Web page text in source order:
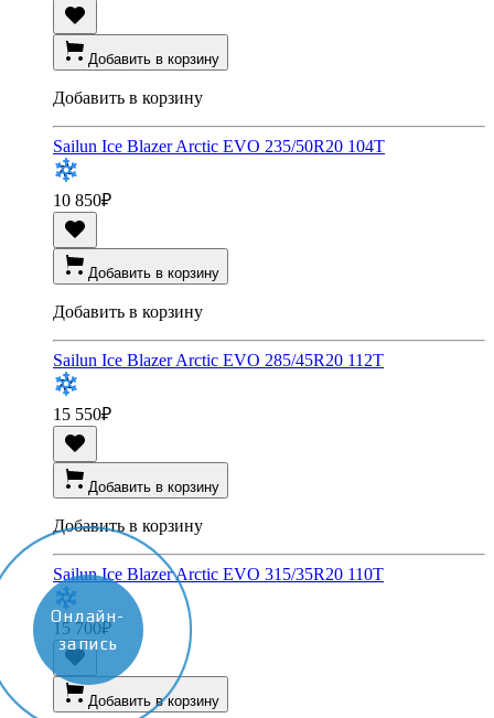
Добавить в корзину
Добавить в корзину
Sailun Ice Blazer Arctic EVO 235/50R20 104T
10 850₽
Добавить в корзину
Добавить в корзину
Sailun Ice Blazer Arctic EVO 285/45R20 112T
15 550₽
Добавить в корзину
Добавить в корзину
Sailun Ice Blazer Arctic EVO 315/35R20 110T
15 700₽
Добавить в корзину
Онлайн-
запись